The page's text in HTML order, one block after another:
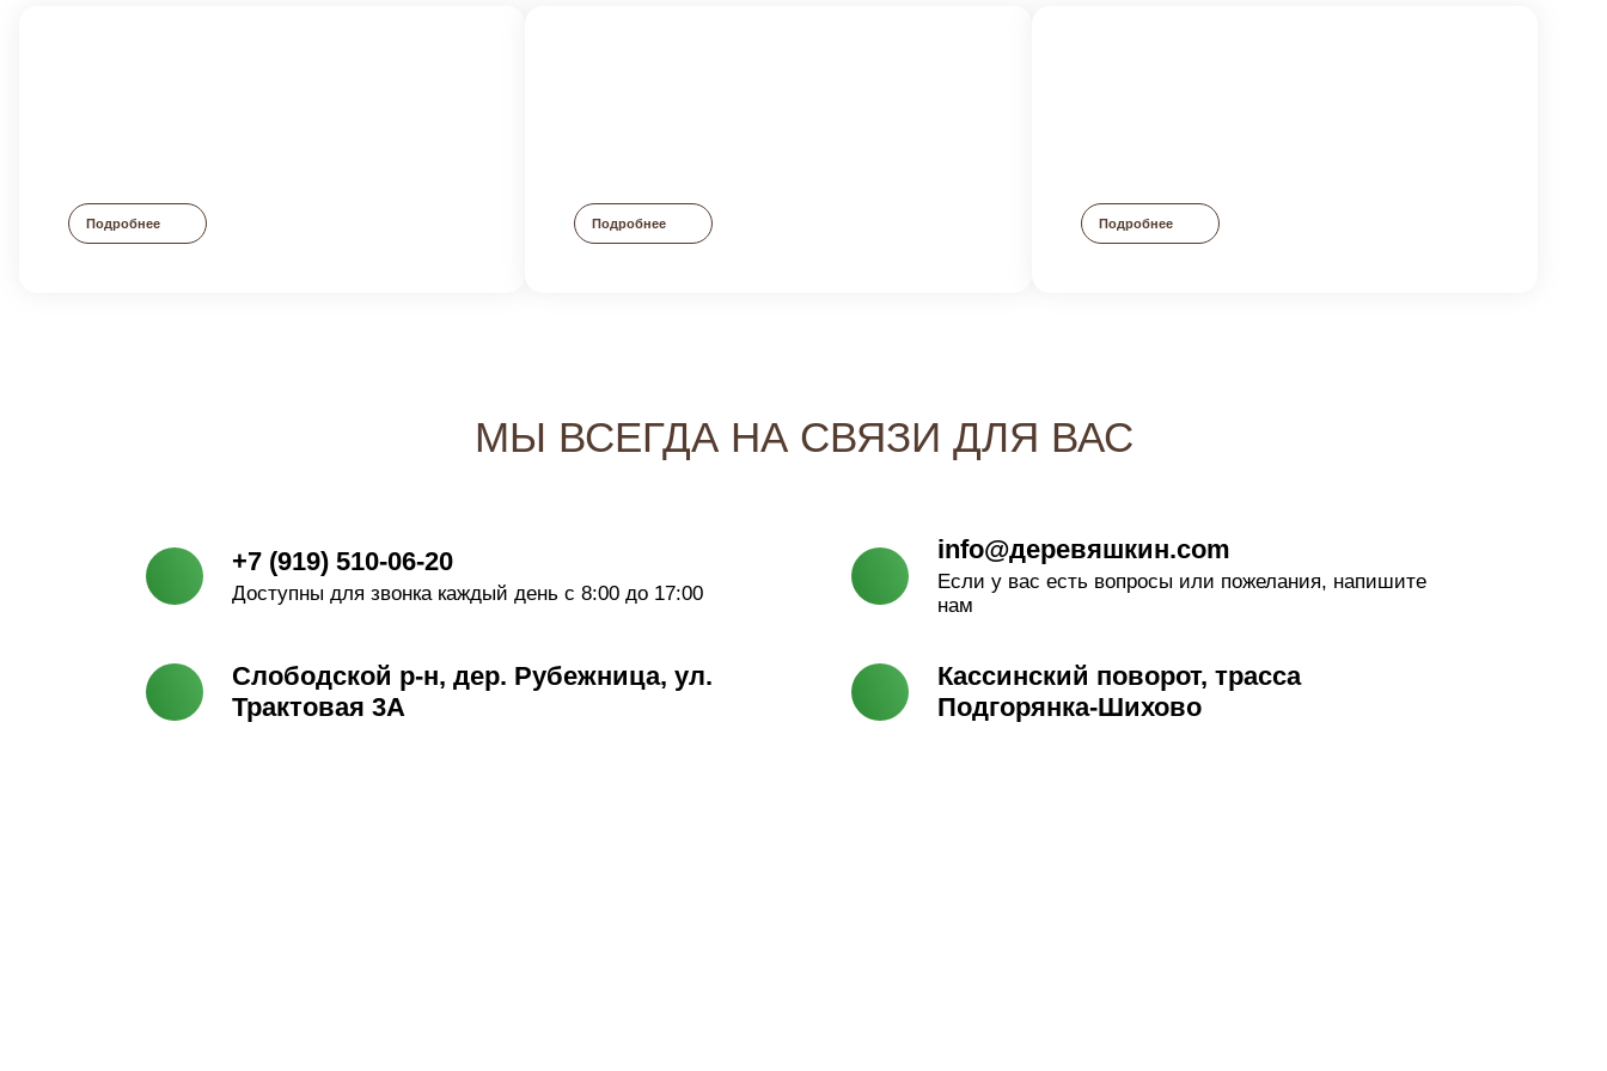
Подробнее Подробнее Подробнее
МЫ ВСЕГДА НА СВЯЗИ ДЛЯ ВАС
+7 (919) 510-06-20
Доступны для звонка каждый день с 8:00 до 17:00
info@деревяшкин.com
Если у вас есть вопросы или пожелания, напишите
нам
Слободской р-н, дер. Рубежница, ул.
Трактовая 3А
Кассинский поворот, трасса
Подгорянка-Шихово